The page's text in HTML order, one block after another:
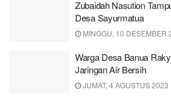
Zubaidah Nasution
Desa Sayurmatua
MINGGU, 10 DESEMBER
Warga Desa Banua
Jaringan Air Bersih
JUMAT, 4 AGUSTUS 2023